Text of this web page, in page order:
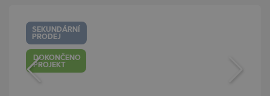
SEKUNDÁRNÍ
PRODEJ
DOKONČENO
PROJEKT